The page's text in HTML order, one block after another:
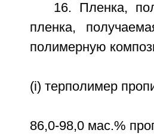
16. Пленка,
пленка,
полимерную
(i) терполимер
86,0-98,0 мас.%